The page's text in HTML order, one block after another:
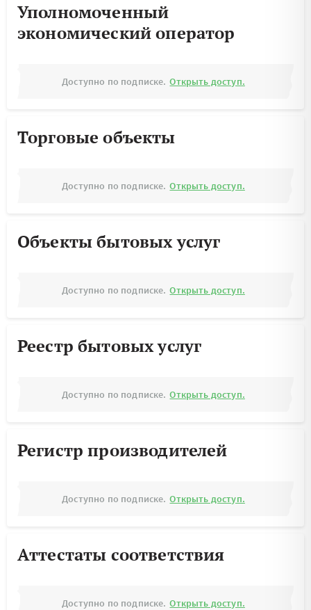
Уполномоченный
экономический оператор
Доступно по подписке. Открыть доступ.
Торговые объекты
Доступно по подписке. Открыть доступ.
Объекты бытовых услуг
Доступно по подписке. Открыть доступ.
Реестр бытовых услуг
Доступно по подписке. Открыть доступ.
Регистр производителей
Доступно по подписке. Открыть доступ.
Аттестаты соответствия
Доступно по подписке. Открыть доступ.